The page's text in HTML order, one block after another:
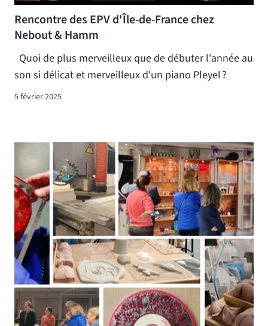
Rencontre des EPV d'Île-de-France chez
Nebout & Hamm
Quoi de plus merveilleux que de débuter l'année au
son si délicat et merveilleux d'un piano Pleyel ?
5 février 2025